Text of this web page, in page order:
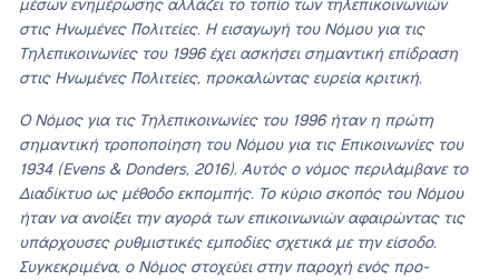
μέσων ενημέρωσης αλλάζει το τοπίο των τηλεπικοινωνιών
στις Ηνωμένες Πολιτείες. Η εισαγωγή του Νόμου για τις
Τηλεπικοινωνίες του 1996 έχει ασκήσει σημαντική επίδραση
στις Ηνωμένες Πολιτείες, προκαλώντας ευρεία κριτική.
Ο Νόμος για τις Τηλεπικοινωνίες του 1996 ήταν η πρώτη
σημαντική τροποποίηση του Νόμου για τις Επικοινωνίες του
1934 (Evens & Donders, 2016). Αυτός ο νόμος περιλάμβανε το
Διαδίκτυο ως μέθοδο εκπομπής. Το κύριο σκοπός του Νόμου
ήταν να ανοίξει την αγορά των επικοινωνιών αφαιρώντας τις
υπάρχουσες ρυθμιστικές εμποδίες σχετικά με την είσοδο.
Συγκεκριμένα, ο Νόμος στοχεύει στην παροχή ενός προ-